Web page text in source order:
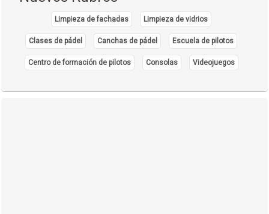
Limpieza de fachadas Limpieza de vidrios
Clases de pádel Canchas de pádel Escuela de pilotos
Centro de formación de pilotos Consolas Videojuegos